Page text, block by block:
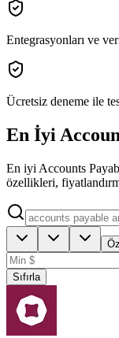
Entegrasyonları ve
Ücretsiz deneme ile
En İyi
En iyi Accounts
özellikleri,
Sıfırla